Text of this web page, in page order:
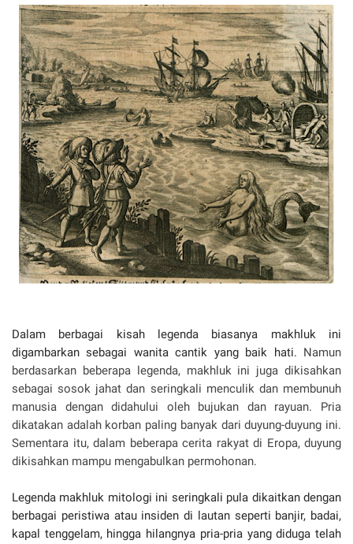
Dalam berbagai kisah legenda biasanya makhluk ini
digambarkan sebagai wanita cantik yang baik hati. Namun
berdasarkan beberapa legenda, makhluk ini juga dikisahkan
sebagai sosok jahat dan seringkali menculik dan membunuh
manusia dengan didahului oleh bujukan dan rayuan. Pria
dikatakan adalah korban paling banyak dari duyung-duyung ini.
Sementara itu, dalam beberapa cerita rakyat di Eropa, duyung
dikisahkan mampu mengabulkan permohonan.
Legenda makhluk mitologi ini seringkali pula dikaitkan dengan
berbagai peristiwa atau insiden di lautan seperti banjir, badai,
kapal tenggelam, hingga hilangnya pria-pria yang diduga telah